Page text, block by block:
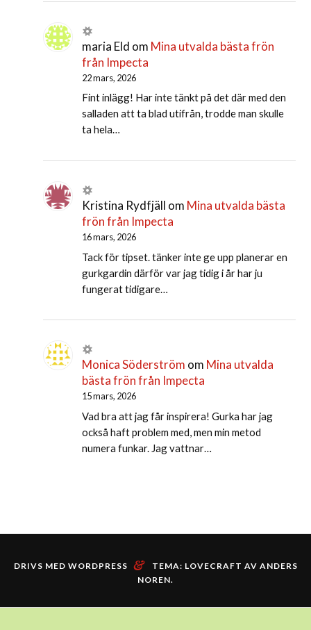
maria Eld om Mina utvalda bästa frön
från Impecta
22 mars, 2026
Fint inlägg! Har inte tänkt på det där med den
salladen att ta blad utifrån, trodde man skulle
ta hela…
Kristina Rydfjäll om Mina utvalda bästa
frön från Impecta
16 mars, 2026
Tack för tipset. tänker inte ge upp planerar en
gurkgardin därför var jag tidig i år har ju
fungerat tidigare…
Monica Söderström om Mina utvalda
bästa frön från Impecta
15 mars, 2026
Vad bra att jag får inspirera! Gurka har jag
också haft problem med, men min metod
numera funkar. Jag vattnar…
DRIVS MED WORDPRESS & TEMA: LOVECRAFT AV ANDERS
NOREN.